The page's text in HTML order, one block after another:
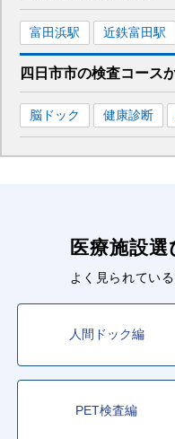
富田浜駅 近鉄富田駅
四日市市の検査コース
脳ドック 健康診断
医療施設
よく見られてい
人間ドック編
PET検査編